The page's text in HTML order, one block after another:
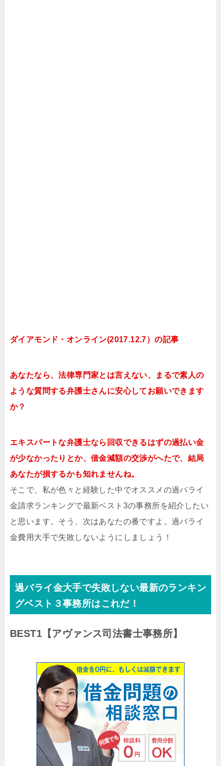
ダイアモンド・オンライン(2017.12.7）の記事
あなたなら、法律専門家とは言えない、まるで素人の
ような質問する弁護士さんに安心してお願いできます
か？
エキスパートな弁護士なら回収できるはずの過払い金
が少なかったりとか、借金減額の交渉がへたで、結局
あなたが損するかも知れませんね。
そこで、私が色々と経験した中でオススメの過バライ
金請求ランキングで最新ベスト3の事務所を紹介したい
と思います。そう、次はあなたの番ですよ。過バライ
金費用大手で失敗しないようにしましょう！
過バライ金大手で失敗しない最新のランキン
グベスト３事務所はこれだ！
BEST1 【アヴァンス司法書士事務所】